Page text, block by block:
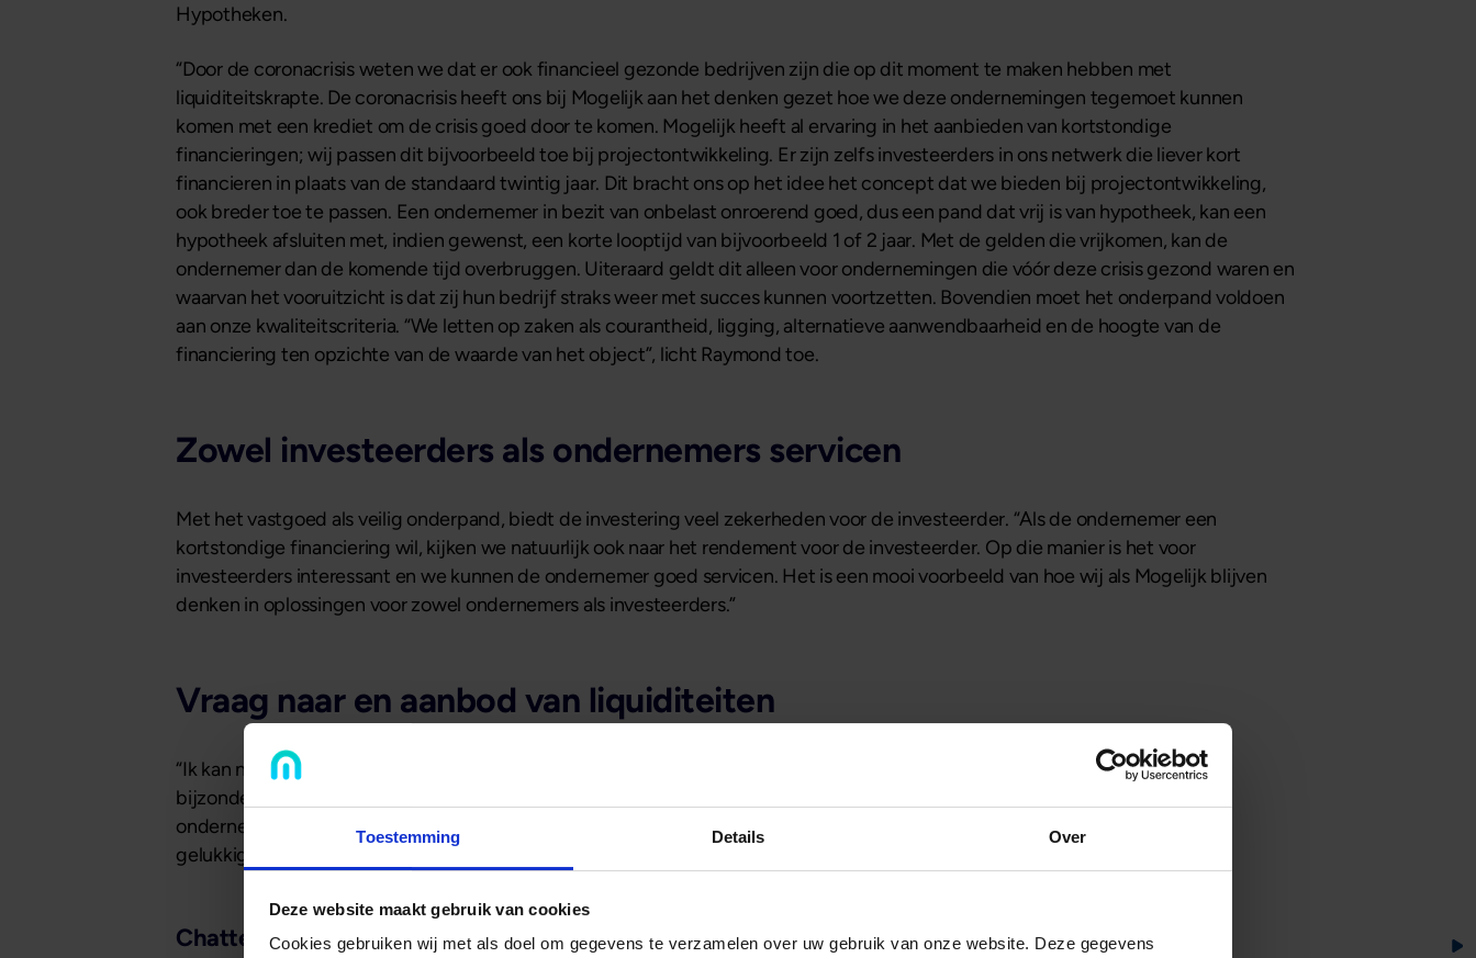
Toestemming Details Over
Deze website maakt gebruik van cookies
Cookies gebruiken wij met als doel om gegevens te verzamelen over uw gebruik van onze website. Deze gegevens
Hypotheken.
“Door de coronacrisis weten we dat er ook financieel gezonde bedrijven zijn die op dit moment te maken hebben met
liquiditeitskrapte. De coronacrisis heeft ons bij Mogelijk aan het denken gezet hoe we deze ondernemingen tegemoet kunnen
komen met een krediet om de crisis goed door te komen. Mogelijk heeft al ervaring in het aanbieden van kortstondige
financieringen; wij passen dit bijvoorbeeld toe bij projectontwikkeling. Er zijn zelfs investeerders in ons netwerk die liever kort
financieren in plaats van de standaard twintig jaar. Dit bracht ons op het idee het concept dat we bieden bij projectontwikkeling,
ook breder toe te passen. Een ondernemer in bezit van onbelast onroerend goed, dus een pand dat vrij is van hypotheek, kan een
hypotheek afsluiten met, indien gewenst, een korte looptijd van bijvoorbeeld 1 of 2 jaar. Met de gelden die vrijkomen, kan de
ondernemer dan de komende tijd overbruggen. Uiteraard geldt dit alleen voor ondernemingen die vóór deze crisis gezond waren en
waarvan het vooruitzicht is dat zij hun bedrijf straks weer met succes kunnen voortzetten. Bovendien moet het onderpand voldoen
aan onze kwaliteitscriteria. “We letten op zaken als courantheid, ligging, alternatieve aanwendbaarheid en de hoogte van de
financiering ten opzichte van de waarde van het object”, licht Raymond toe.
Zowel investeerders als ondernemers servicen
Met het vastgoed als veilig onderpand, biedt de investering veel zekerheden voor de investeerder. “Als de ondernemer een
kortstondige financiering wil, kijken we natuurlijk ook naar het rendement voor de investeerder. Op die manier is het voor
investeerders interessant en we kunnen de ondernemer goed servicen. Het is een mooi voorbeeld van hoe wij als Mogelijk blijven
denken in oplossingen voor zowel ondernemers als investeerders.”
Vraag naar en aanbod van liquiditeiten
“Ik kan niet anders zeggen dan dat ik ontzettend trots ben op Mogelijk”, vervolgt Raymond. Ons team heeft in deze tijd een
bijzondere veerkracht laten zien. En ik ben trots op het feit dat investeerders ook nú bereid zijn te investeren in
ondernemersleningen. Het vertrouwen in ons model is dus groot. Feit is dat de vraag naar liquiditeit groot is maar het aanbod
gelukkig ook.”
Chatten met Mogelijk